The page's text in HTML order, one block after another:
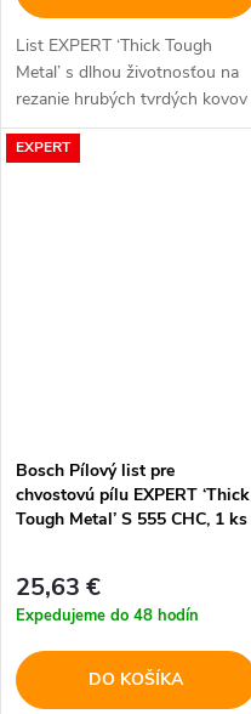
List EXPERT ‘Thick Tough
Metal’ s dlhou životnosťou na
rezanie hrubých tvrdých kovov
EXPERT
Bosch Pílový list pre
chvostovú pílu EXPERT ‘Thick
Tough Metal’ S 555 CHC, 1 ks
25,63 €
Expedujeme do 48 hodín
DO KOŠÍKA